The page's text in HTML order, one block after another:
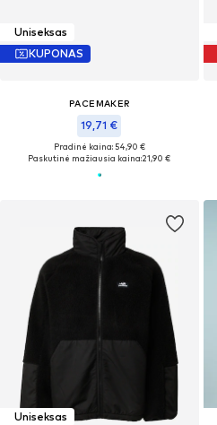
Uniseksas
KUPONAS
PACEMAKER
19,71 €
Pradinė kaina: 54,90 €
Paskutinė mažiausia kaina:21,90 €
Uniseksas